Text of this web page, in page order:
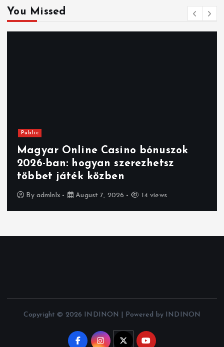
You Missed
Public
Magyar Online Casino bónuszok
2026-ban: hogyan szerezhetsz
többet játék közben
By admlnlx August 7, 2026 14 views
Copyright © 2026 INDINON | Powered by INDINON